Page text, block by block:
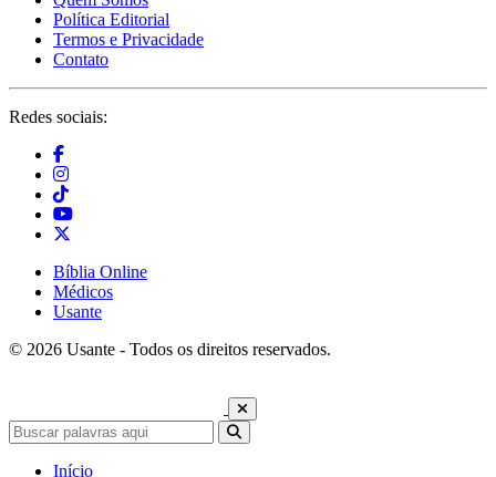
Política Editorial
Termos e Privacidade
Contato
Redes sociais:
Bíblia Online
Médicos
Usante
© 2026 Usante - Todos os direitos reservados.
Início